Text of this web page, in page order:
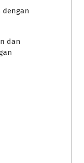
dengan
dan